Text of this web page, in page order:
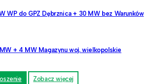
WP do GPZ Dębrznica + 30 MW bez Warunków
+ 4 MW Magazynu woj. wielkopolskie
Zobacz więcej